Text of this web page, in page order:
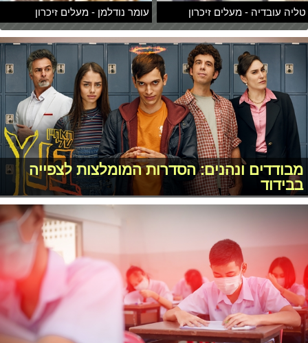
טליה עובדיה - מעלים זיכרון עומר נודלמן - מעלים זיכרון
מבודדים ונהנים: הסדרות המומלצות לצפייה
בבידוד